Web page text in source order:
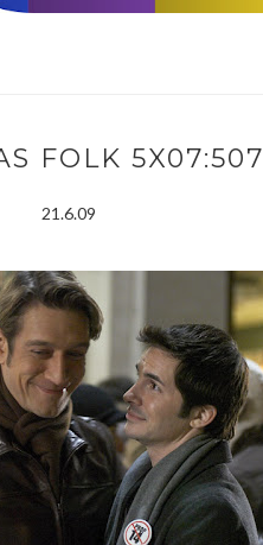
FOLK 5X07:507
21.6.09